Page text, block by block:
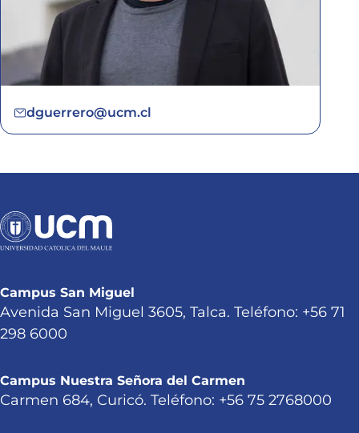
dguerrero@ucm.cl
Campus San Miguel
Avenida San Miguel 3605, Talca. Teléfono: +56 71
298 6000
Campus Nuestra Señora del Carmen
Carmen 684, Curicó. Teléfono: +56 75 2768000